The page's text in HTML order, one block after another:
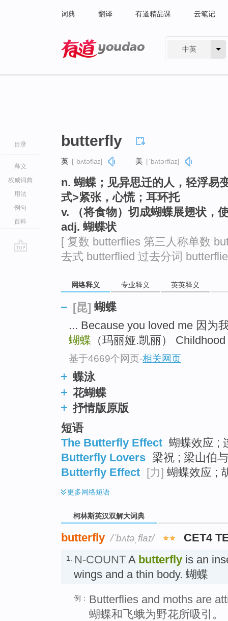
词典 翻译 有道精品课 云笔记
中英
目录
释义
权威词典
用法
例句
百科
butterfly
英 [ˈbʌtəflaɪ] 美 [ˈbʌtərflaɪ]
n. 蝴蝶；见异思迁的人，轻浮易
式>紧张，心慌；耳环托
v. （将食物）切成蝴蝶展翅状，
adj. 蝴蝶状
[ 复数 butterflies 第三人称单数
去式 butterflied 过去分词
网络释义 专业释义 英英释义
[昆] 蝴蝶
... Because you loved me 因为
蝴蝶 （玛丽娅.凯丽）
基于4669个网页-相关网页
蝶泳
花蝴蝶
抒情版原版
短语
The Butterfly Effect 蝴蝶效应 ;
Butterfly Lovers 梁祝 ; 梁山伯
Butterfly Effect [力] 蝴蝶效应 ;
更多网络短语
柯林斯英汉双解大词典
butterfly /ˈbʌtəˌflaɪ/ CET4
1. N-COUNT A butterfly is an
wings and a thin body. 蝴蝶
例： Butterflies and moths are
蝴蝶和飞蛾为野花所吸引。